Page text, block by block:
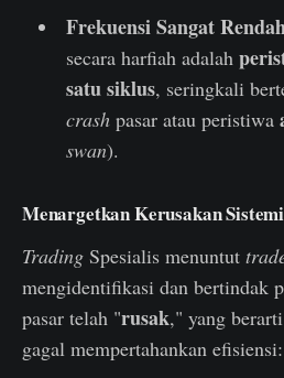
Frekuensi Sangat
secara harfiah adalah
satu siklus, seringkali
crashpasar atau peristiwa
swan).
Menargetkan Kerusakan
Trading Spesialis menuntut
mengidentifikasi dan bertindak
pasar telah "rusak," yang
gagal mempertahankan efisiensi: